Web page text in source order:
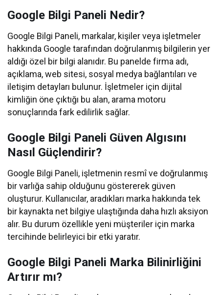
Google Bilgi Paneli Nedir?
Google Bilgi Paneli, markalar, kişiler veya işletmeler
hakkında Google tarafından doğrulanmış bilgilerin yer
aldığı özel bir bilgi alanıdır. Bu panelde firma adı,
açıklama, web sitesi, sosyal medya bağlantıları ve
iletişim detayları bulunur. İşletmeler için dijital
kimliğin öne çıktığı bu alan, arama motoru
sonuçlarında fark edilirlik sağlar.
Google Bilgi Paneli Güven Algısını
Nasıl Güçlendirir?
Google Bilgi Paneli, işletmenin resmî ve doğrulanmış
bir varlığa sahip olduğunu göstererek güven
oluşturur. Kullanıcılar, aradıkları marka hakkında tek
bir kaynakta net bilgiye ulaştığında daha hızlı aksiyon
alır. Bu durum özellikle yeni müşteriler için marka
tercihinde belirleyici bir etki yaratır.
Google Bilgi Paneli Marka Bilinirliğini
Artırır mı?